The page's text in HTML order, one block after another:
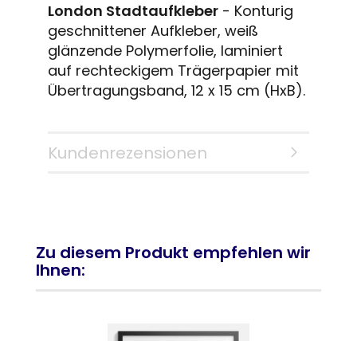
London Stadtaufkleber - Konturig
geschnittener Aufkleber, weiß
glänzende Polymerfolie, laminiert
auf rechteckigem Trägerpapier mit
Übertragungsband, 12 x 15 cm (HxB).
Kundenrezensionen
Zu diesem Produkt empfehlen wir
Ihnen: